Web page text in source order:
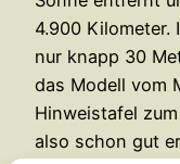
4.900 Kilometer.
nur knapp 30
das Modell vom
Hinweistafel
also schon gut